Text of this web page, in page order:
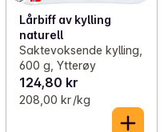
Lårbiff av kylling
naturell
Saktevoksende kylling,
600 g, Ytterøy
124,80 kr
208,00 kr /kg